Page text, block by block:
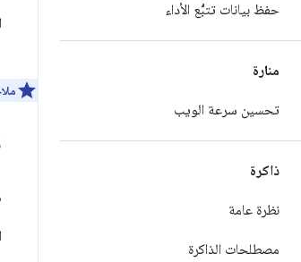
حفظ بيانات تتبُّع الأداء
منارة
تحسين سرعة الويب
ذاكرة
نظرة عامة
مصطلحات الذاكرة